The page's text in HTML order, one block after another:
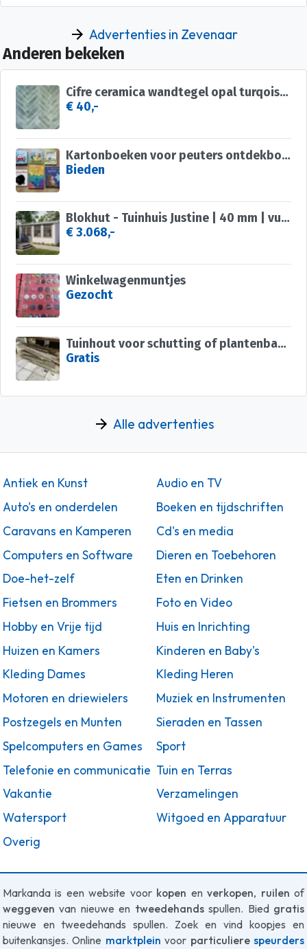
Advertenties in Zevenaar
Anderen bekeken
Cifre ceramica wandtegel opal turqoise 7,5x30 licht groen
€ 40,-
Kartonboeken voor peuters ontdekboek flapjesboek
Bieden
Blokhut - Tuinhuis Justine | 40 mm | vuren onbehandeld
€ 3.068,-
Winkelwagenmuntjes
Gezocht
Tuinhout voor schutting of plantenbakken
Gratis
Alle advertenties
Antiek en Kunst
Audio en TV
Auto's en onderdelen
Boeken en tijdschriften
Caravans en Kamperen
Cd's en media
Computers en Software
Dieren en Toebehoren
Doe-het-zelf
Eten en Drinken
Fietsen en Brommers
Foto en Video
Hobby en Vrije tijd
Huis en Inrichting
Huizen en Kamers
Kinderen en Baby's
Kleding Dames
Kleding Heren
Motoren en driewielers
Muziek en Instrumenten
Postzegels en Munten
Sieraden en Tassen
Spelcomputers en Games
Sport
Telefonie en communicatie Tuin en Terras
Vakantie
Verzamelingen
Watersport
Witgoed en Apparatuur
Overig
Markanda is een website voor kopen enverkopen, ruilen of
weggeven van nieuwe en tweedehandsspullen. Bied gratis
nieuwe en tweedehands spullen. Zoek en vind koopjes en
buitenkansjes. Online marktplein voor particulierespeurders